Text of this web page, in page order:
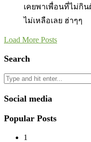
เคยพาเพื่อนที่ไม่กิ
ไม่เหลือเลย ฮ่าๆๆ
Load More Posts
Search
Social media
Popular Posts
1